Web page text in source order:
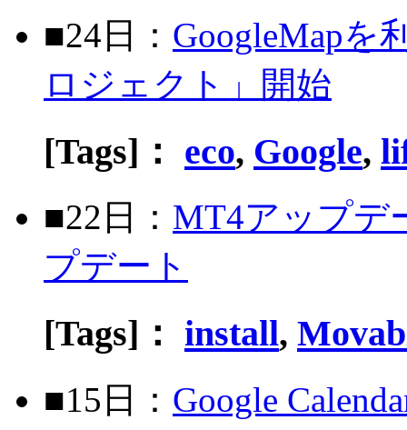
■24日： GoogleMapを
ロジェクト」開始
[Tags]： eco, Google,
■22日： MT4アップデ
プデート
[Tags]： install,
■15日： Google